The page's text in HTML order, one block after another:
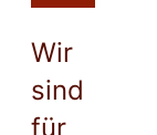
Wir
sind
für